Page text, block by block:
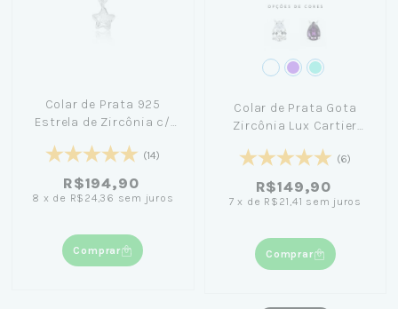
Colar de Prata 925
Estrela de Zircônia c/
(14)
R$194,90
8 x de R$24,36 sem juros
Comprar
Colar de Prata Gota
Zircônia Lux Cartier
(6)
R$149,90
7 x de R$21,41 sem juros
Comprar